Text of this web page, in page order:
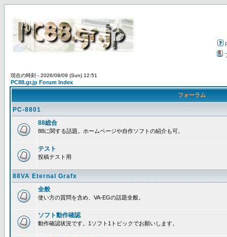
現在の時刻 - 2026/08/09 (Sun) 12:51
PC88.gr.jp Forum Index
フォーラム
PC-8801
88総合
88に関する話題。ホームページや自作ソフトの紹介も可。
テスト
投稿テスト用
88VA Eternal Grafx
全般
使い方の質問を含め、VA-EGの話題全般。
ソフト動作確認
動作確認状況です。1ソフト1トピックでお願いします。